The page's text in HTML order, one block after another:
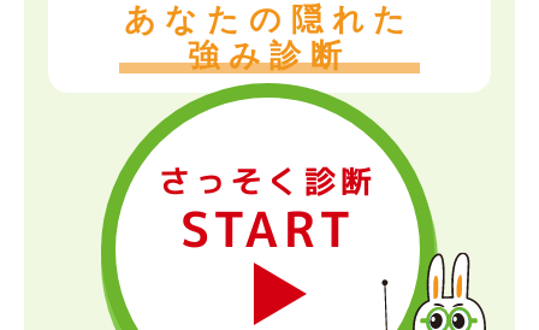
あなたの隠れた
強み診断
さっそく診断
START